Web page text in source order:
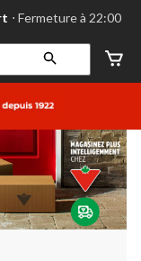
⋅ Fermeture à 22:00